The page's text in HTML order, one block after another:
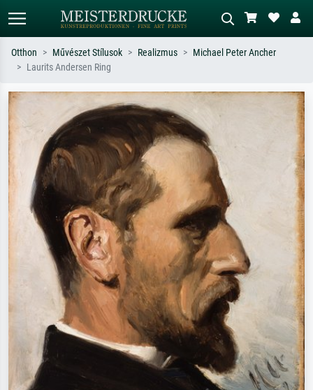
Keressen művész, műcím vagy stílus
szerint – pl. Monet, Csillagos éj,
impresszionizmus, Hokusai-hullám,
akt.
piros absztrakt, sötét olajkép, álló akt
egy fa mellett.
Otthon Művészet Stílusok Realizmus
Michael Peter Ancher
Laurits Andersen Ring